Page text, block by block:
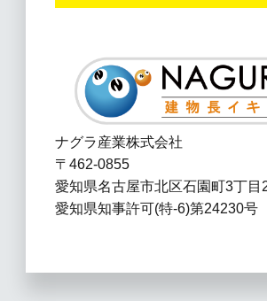
ナグラ産業株式会社
〒462-0855
愛知県名古屋市北区石園町3丁目
愛知県知事許可(特-6)第24230号